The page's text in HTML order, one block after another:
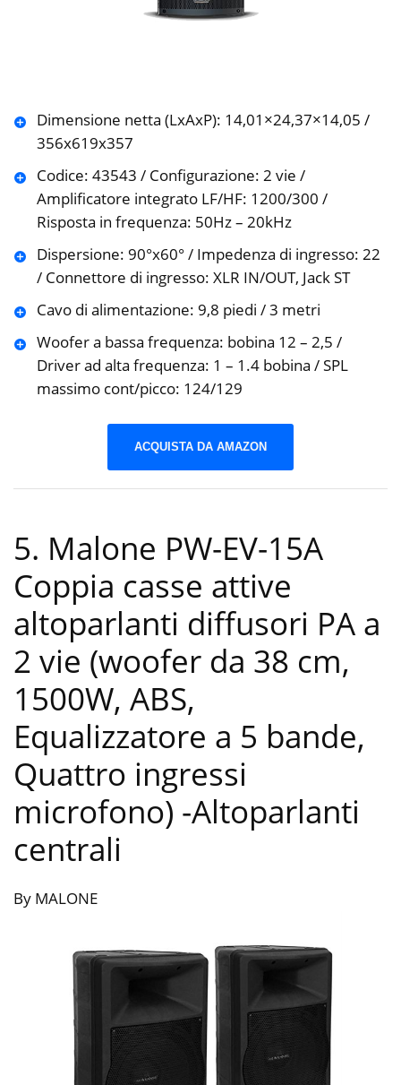
Dimensione netta (LxAxP): 14,01×24,37×14,05 /
356x619x357
Codice: 43543 / Configurazione: 2 vie /
Amplificatore integrato LF/HF: 1200/300 /
Risposta in frequenza: 50Hz – 20kHz
Dispersione: 90°x60° / Impedenza di ingresso: 22
/ Connettore di ingresso: XLR IN/OUT, Jack ST
Cavo di alimentazione: 9,8 piedi / 3 metri
Woofer a bassa frequenza: bobina 12 – 2,5 /
Driver ad alta frequenza: 1 – 1.4 bobina / SPL
massimo cont/picco: 124/129
ACQUISTA DA AMAZON
5. Malone PW-EV-15A
Coppia casse attive
altoparlanti diffusori PA a
2 vie (woofer da 38 cm,
1500W, ABS,
Equalizzatore a 5 bande,
Quattro ingressi
microfono) -Altoparlanti
centrali
By MALONE